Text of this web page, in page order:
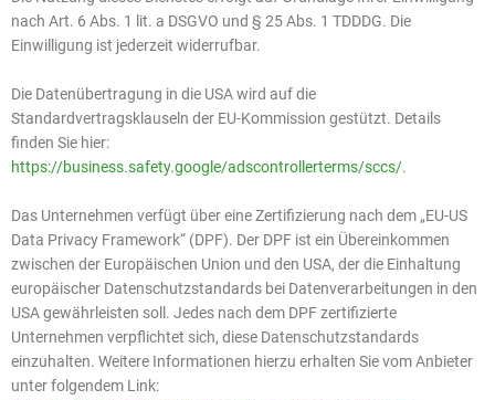
nach Art. 6 Abs. 1 lit. a DSGVO und § 25 Abs. 1 TDDDG. Die
Einwilligung ist jederzeit widerrufbar.
Die Datenübertragung in die USA wird auf die
Standardvertragsklauseln der EU-Kommission gestützt. Details
finden Sie hier:
https://business.safety.google/adscontrollerterms/sccs/.
Das Unternehmen verfügt über eine Zertifizierung nach dem „EU-US
Data Privacy Framework“ (DPF). Der DPF ist ein Übereinkommen
zwischen der Europäischen Union und den USA, der die Einhaltung
europäischer Datenschutzstandards bei Datenverarbeitungen in den
USA gewährleisten soll. Jedes nach dem DPF zertifizierte
Unternehmen verpflichtet sich, diese Datenschutzstandards
einzuhalten. Weitere Informationen hierzu erhalten Sie vom Anbieter
unter folgendem Link: